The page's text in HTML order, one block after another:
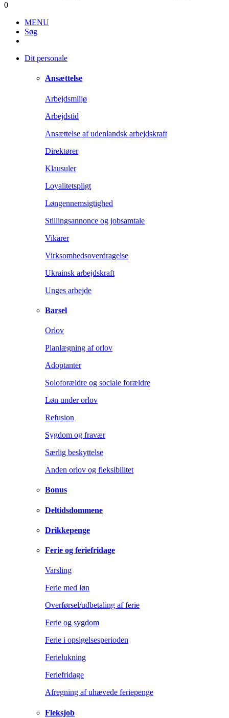
0
MENU
Søg
Dit personale
Ansættelse
Arbejdsmiljø
Arbejdstid
Ansættelse af udenlandsk arbejdskraft
Direktører
Klausuler
Loyalitetspligt
Løngennemsigtighed
Stillingsannonce og jobsamtale
Vikarer
Virksomhedsoverdragelse
Ukrainsk arbejdskraft
Unges arbejde
Barsel
Orlov
Planlægning af orlov
Adoptanter
Soloforældre og sociale forældre
Løn under orlov
Refusion
Sygdom og fravær
Særlig beskyttelse
Anden orlov og fleksibilitet
Bonus
Deltidsdommene
Drikkepenge
Ferie og feriefridage
Varsling
Ferie med løn
Overførsel/udbetaling af ferie
Ferie og sygdom
Ferie i opsigelsesperioden
Ferielukning
Feriefridage
Afregning af uhævede feriepenge
Fleksjob